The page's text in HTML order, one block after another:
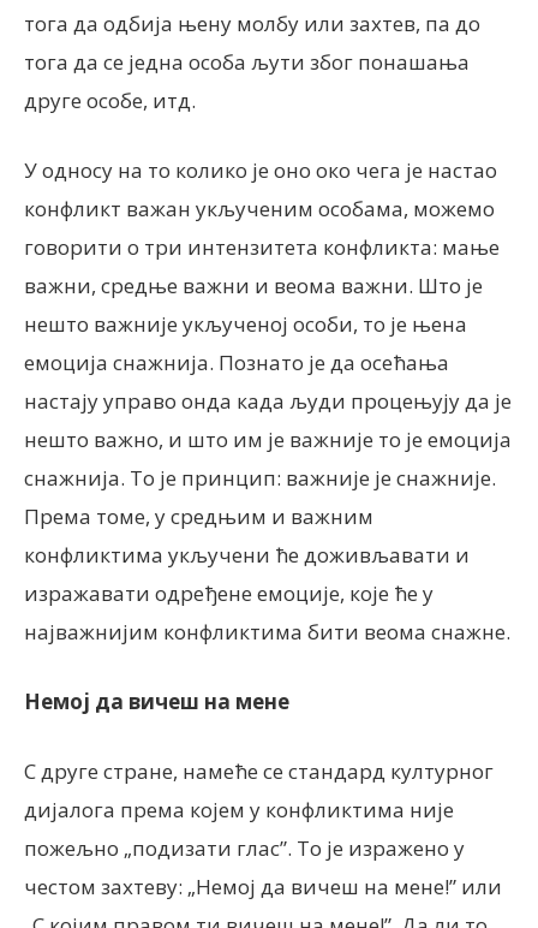
тога да одбија њену молбу или захтев, па до
тога да се једна особа љути због понашања
друге особе, итд.
У односу на то колико је оно око чега је настао
конфликт важан укљученим особама, можемо
говорити о три интензитета конфликта: мање
важни, средње важни и веома важни. Што је
нешто важније укљученој особи, то је њена
емоција снажнија. Познато је да осећања
настају управо онда када људи процењују да је
нешто важно, и што им је важније то је емоција
снажнија. То је принцип: важније је снажније.
Према томе, у средњим и важним
конфликтима укључени ће доживљавати и
изражавати одређене емоције, које ће у
најважнијим конфликтима бити веома снажне.
Немој да вичеш на мене
С друге стране, намеће се стандард културног
дијалога према којем у конфликтима није
пожељно „подизати глас”. То је изражено у
честом захтеву: „Немој да вичеш на мене!” или